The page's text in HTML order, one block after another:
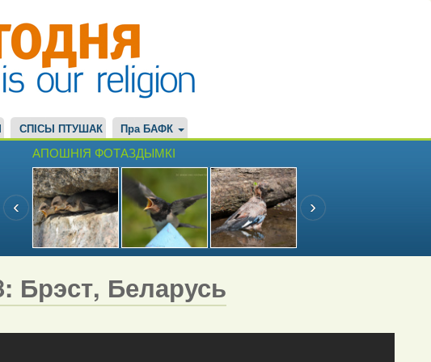
СПІСЫ ПТУШАК Пра БАФК
АПОШНІЯ ФОТАЗДЫМКІ
Брэст, Беларусь